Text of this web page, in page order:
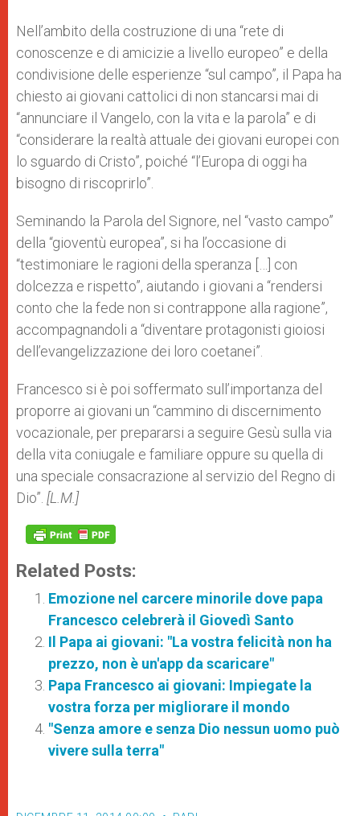
Nell’ambito della costruzione di una “rete di
conoscenze e di amicizie a livello europeo” e della
condivisione delle esperienze “sul campo”, il Papa ha
chiesto ai giovani cattolici di non stancarsi mai di
“annunciare il Vangelo, con la vita e la parola” e di
“considerare la realtà attuale dei giovani europei con
lo sguardo di Cristo”, poiché “l’Europa di oggi ha
bisogno di riscoprirlo”.
Seminando la Parola del Signore, nel “vasto campo”
della “gioventù europea”, si ha l’occasione di
“testimoniare le ragioni della speranza […] con
dolcezza e rispetto”, aiutando i giovani a “rendersi
conto che la fede non si contrappone alla ragione”,
accompagnandoli a “diventare protagonisti gioiosi
dell’evangelizzazione dei loro coetanei”.
Francesco si è poi soffermato sull’importanza del
proporre ai giovani un “cammino di discernimento
vocazionale, per prepararsi a seguire Gesù sulla via
della vita coniugale e familiare oppure su quella di
una speciale consacrazione al servizio del Regno di
Dio”. [L.M.]
Related Posts:
Emozione nel carcere minorile dove papa
Francesco celebrerà il Giovedì Santo
Il Papa ai giovani: "La vostra felicità non ha
prezzo, non è un'app da scaricare"
Papa Francesco ai giovani: Impiegate la
vostra forza per migliorare il mondo
"Senza amore e senza Dio nessun uomo può
vivere sulla terra"